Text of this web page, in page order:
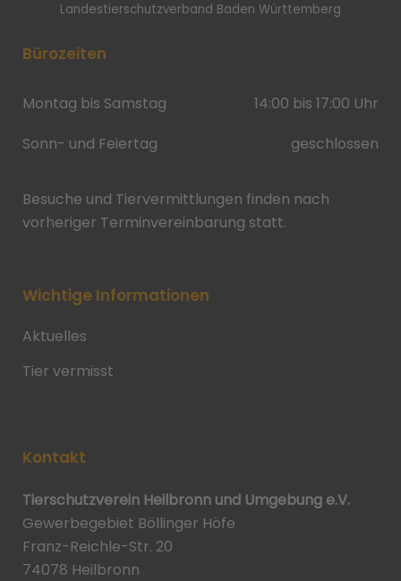
Landestierschutzverband Baden Württemberg
Bürozeiten
Montag bis Samstag
14:00 bis 17:00 Uhr
Sonn- und Feiertag
geschlossen
Besuche und Tiervermittlungen finden nach
vorheriger Terminvereinbarung statt.
Wichtige Informationen
Aktuelles
Tier vermisst
Kontakt
Tierschutzverein Heilbronn und Umgebung e.V.
Gewerbegebiet Böllinger Höfe
Franz-Reichle-Str. 20
74078 Heilbronn